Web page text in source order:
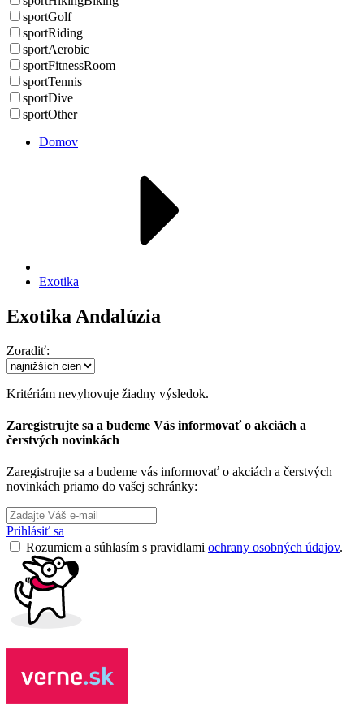
sportGolf
sportRiding
sportAerobic
sportFitnessRoom
sportTennis
sportDive
sportOther
Domov
Exotika
Exotika Andalúzia
Zoradiť:
Kritériám nevyhovuje žiadny výsledok.
Zaregistrujte sa a budeme Vás informovať o akciách a
čerstvých novinkách
Zaregistrujte sa a budeme vás informovať o akciách a čerstvých
novinkách priamo do vašej schránky:
Prihlásiť sa
Rozumiem a súhlasím s pravidlami ochrany osobných údajov.